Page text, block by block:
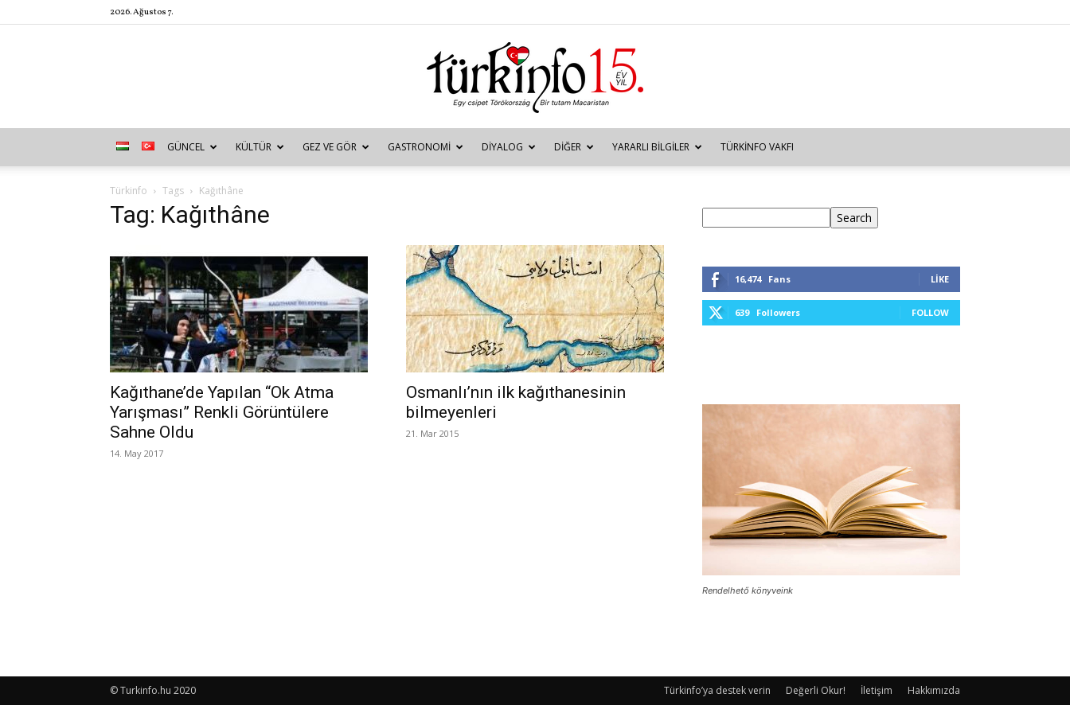
2026. Ağustos 7.
Türkinfo
GÜNCEL KÜLTÜR GEZ VE GÖR GASTRONOMI DIYALOG DIĞER YARARLI BILGILER TÜRKINFO VAKFI
Türkinfo Tags Kağıthâne
Tag: Kağıthâne
Kağıthane’de Yapılan “Ok Atma
Yarışması” Renkli Görüntülere
Sahne Oldu
14. May 2017
Osmanlı’nın ilk kağıthanesinin
bilmeyenleri
21. Mar 2015
Search
16,474 Fans LIKE
639 Followers FOLLOW
Rendelhető könyveink
Türkinfo’ya destek verin Değerli Okur! İletişim Hakkımızda
© Turkinfo.hu 2020